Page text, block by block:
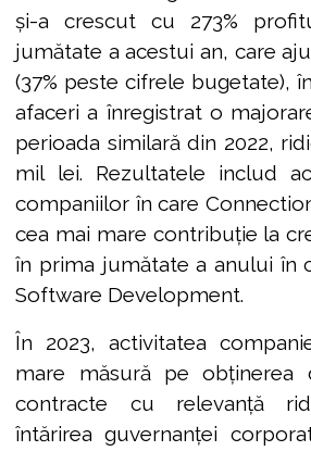
și-a crescut cu 273%
jumătate a acestui an, care
(37% peste cifrele bugetate),
afaceri a înregistrat o
perioada similară din 2022,
mil lei. Rezultatele includ
companiilor în care
cea mai mare contribuție la
în prima jumătate a anului în
Software Development.
În 2023, activitatea
mare măsură pe
contracte cu relevanță
întărirea guvernanței